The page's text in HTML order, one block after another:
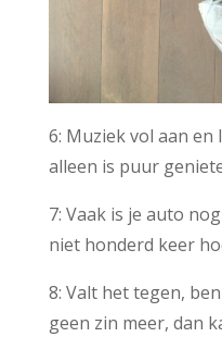
6: Muziek vol aan
alleen is puur
7: Vaak is je auto
niet honderd keer
8: Valt het tegen,
geen zin meer, dan